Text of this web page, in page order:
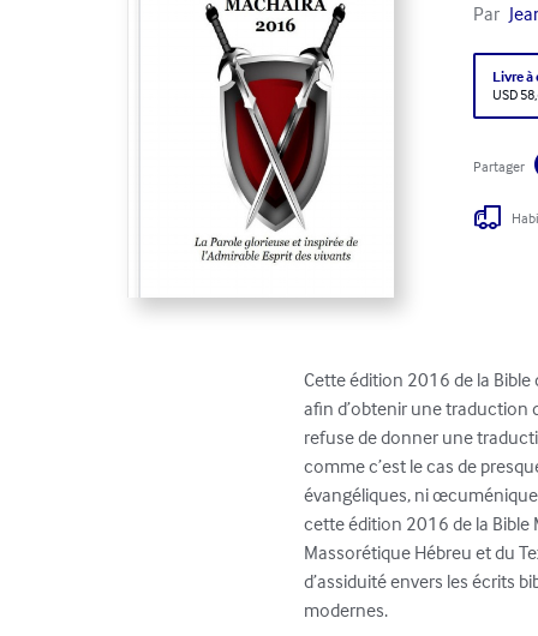
Par
Livre
USD
Partager
Cette édition 2016 de la
afin d’obtenir une traduction
refuse de donner une
comme c’est le cas de
évangéliques, ni œcuménique,
cette édition 2016 de la Bible
Massorétique Hébreu et du
d’assiduité envers les écrits
modernes.